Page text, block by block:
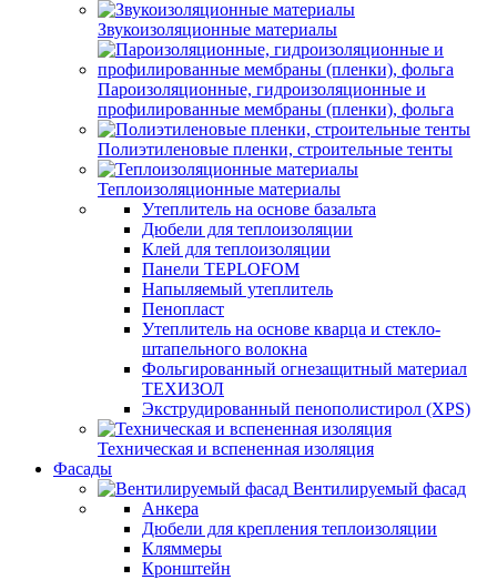
Звукоизоляционные материалы
Пароизоляционные, гидроизоляционные и
профилированные мембраны (пленки), фольга
Полиэтиленовые пленки, строительные тенты
Теплоизоляционные материалы
Утеплитель на основе базальта
Дюбели для теплоизоляции
Клей для теплоизоляции
Панели TEPLOFOM
Напыляемый утеплитель
Пенопласт
Утеплитель на основе кварца и стекло-
штапельного волокна
Фольгированный огнезащитный материал
ТЕХИЗОЛ
Экструдированный пенополистирол (XPS)
Техническая и вспененная изоляция
Фасады
Вентилируемый фасад
Анкера
Дюбели для крепления теплоизоляции
Кляммеры
Кронштейн